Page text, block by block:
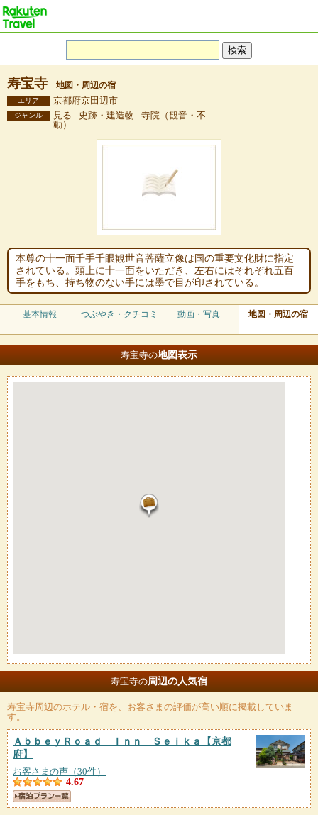
寿宝寺 地図・周辺の宿
エリア 京都府京田辺市
ジャンル
見る - 史跡・建造物 - 寺院（観音・不
動）
本尊の十一面千手千眼観世音菩薩立像は国の重要文化財に指定
されている。頭上に十一面をいただき、左右にはそれぞれ五百
手をもち、持ち物のない手には墨で目が印されている。
基本情報 つぶやき・クチコミ 動画・写真 地図・周辺の宿
寿宝寺の地図表示
寿宝寺の周辺の人気宿
寿宝寺周辺のホテル・宿を、お客さまの評価が高い順に掲載していま
す。
ＡｂｂｅｙＲｏａｄ Ｉｎｎ Ｓｅｉｋａ
【京都
府】
お客さまの声（30件）
4.67